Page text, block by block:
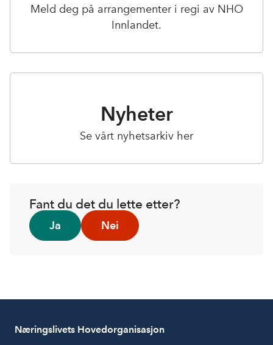
Meld deg på arrangementer i regi av NHO
Innlandet.
Nyheter
Se vårt nyhetsarkiv her
Fant du det du lette etter?
Ja Nei
Næringslivets Hovedorganisasjon